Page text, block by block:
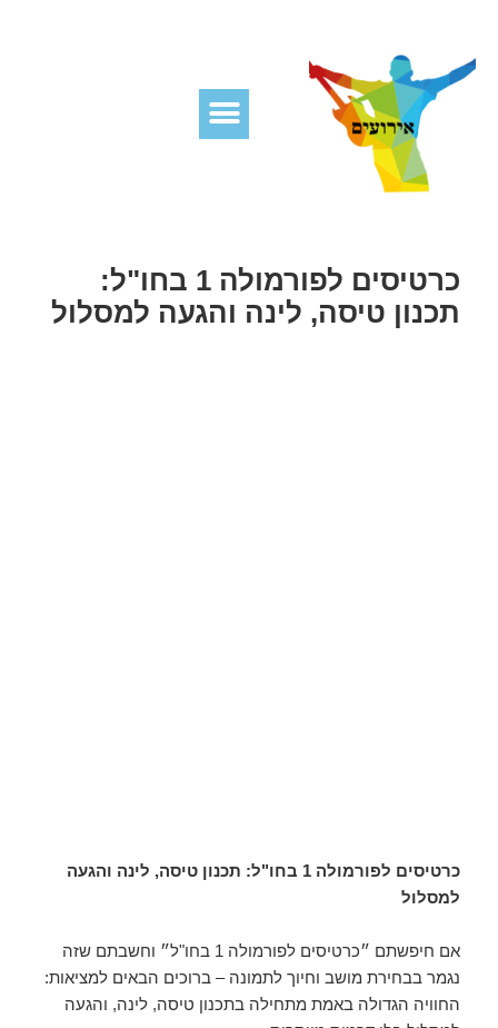
כרטיסים לפורמולה 1 בחו"ל:
תכנון טיסה, לינה והגעה למסלול
כרטיסים לפורמולה 1 בחו"ל: תכנון טיסה, לינה והגעה
למסלול
אם חיפשתם ״כרטיסים לפורמולה 1 בחו"ל״ וחשבתם שזה
נגמר בבחירת מושב וחיוך לתמונה – ברוכים הבאים למציאות:
החוויה הגדולה באמת מתחילה בתכנון טיסה, לינה, והגעה